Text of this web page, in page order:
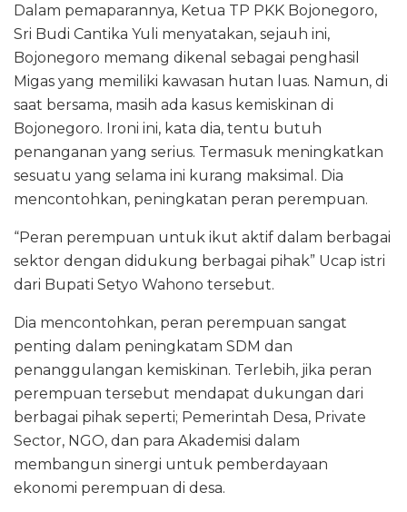
Dalam pemaparannya, Ketua TP PKK Bojonegoro,
Sri Budi Cantika Yuli menyatakan, sejauh ini,
Bojonegoro memang dikenal sebagai penghasil
Migas yang memiliki kawasan hutan luas. Namun, di
saat bersama, masih ada kasus kemiskinan di
Bojonegoro. Ironi ini, kata dia, tentu butuh
penanganan yang serius. Termasuk meningkatkan
sesuatu yang selama ini kurang maksimal. Dia
mencontohkan, peningkatan peran perempuan.
“Peran perempuan untuk ikut aktif dalam berbagai
sektor dengan didukung berbagai pihak” Ucap istri
dari Bupati Setyo Wahono tersebut.
Dia mencontohkan, peran perempuan sangat
penting dalam peningkatam SDM dan
penanggulangan kemiskinan. Terlebih, jika peran
perempuan tersebut mendapat dukungan dari
berbagai pihak seperti; Pemerintah Desa, Private
Sector, NGO, dan para Akademisi dalam
membangun sinergi untuk pemberdayaan
ekonomi perempuan di desa.